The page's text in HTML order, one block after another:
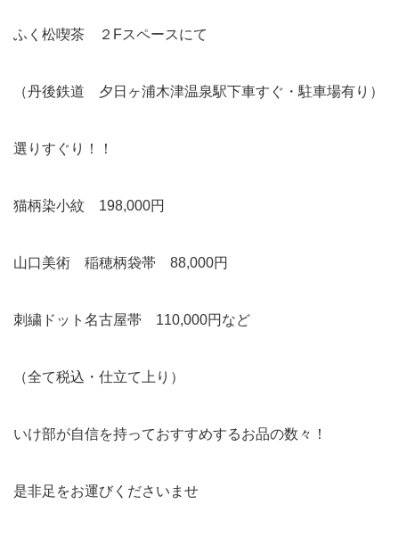
ふく松喫茶 ２Fスペースにて
（丹後鉄道 夕日ヶ浦木津温泉駅下車すぐ・駐車場有り）
選りすぐり！！
猫柄染小紋 198,000円
山口美術 稲穂柄袋帯 88,000円
刺繍ドット名古屋帯 110,000円など
（全て税込・仕立て上り）
いけ部が自信を持っておすすめするお品の数々！
是非足をお運びくださいませ